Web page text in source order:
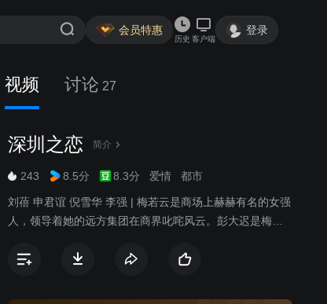
会员特惠
历史 客户端
登录
视频 讨论 27
深圳之恋 简介
243 8.5分 8.3分 爱情 都市
刘蓓 申君谊 倪雪华 李强 | 梅若云是商场上赫赫有名的女强
人，领导着她的远方集团在商界叱咤风云。彭大迟是梅若
一个大项目谈崩了。一怒之下，梅若云开除了彭大迟，而